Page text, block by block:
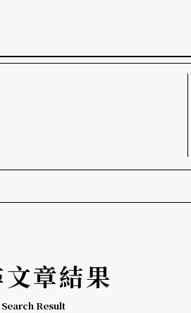
章結果
Search Result